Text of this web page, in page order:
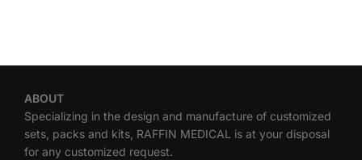
ABOUT
Specializing in the design and manufacture of customized
sets, packs and kits, RAFFIN MEDICAL is at your disposal
for any customized request.